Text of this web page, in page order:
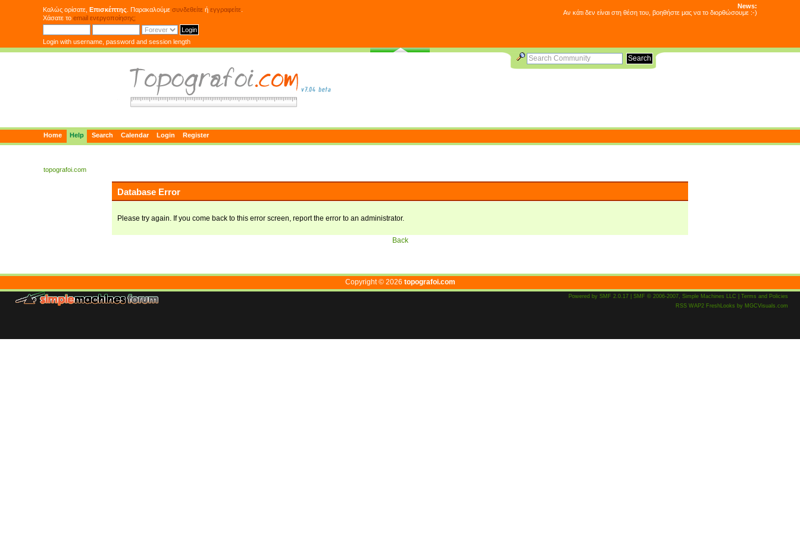
Καλώς ορίσατε,Επισκέπτης . Παρακαλούμεσυνδεθείτε ήεγγραφείτε
Χάσατε τοemail ενεργοποίησης;
Login with username, password and session length
News:
Αν κάτι δεν είναι στη θέση του, βοηθήστε μας να το διορθώσουμε :-)
Home Help Search Calendar Login Register
topografoi.com
Database Error
Please try again. If you come back to this error screen, report the error to an administrator.
Back
Copyright © 2026 topografoi.com
Powered by SMF 2.0.17 SMF © 2006-2007, Simple Machines LLC
Terms and Policies
RSS WAP2 FreshLooks by MGCVisuals.com